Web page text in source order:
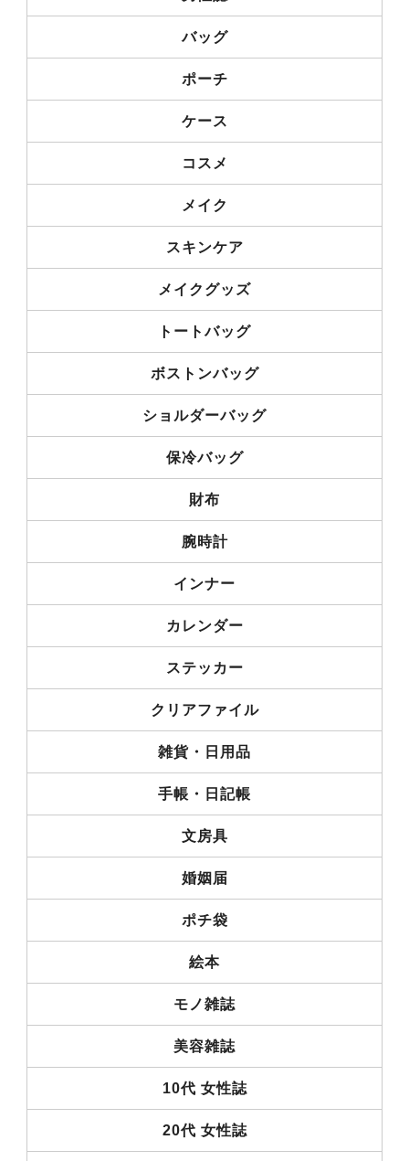
バッグ
ポーチ
ケース
コスメ
メイク
スキンケア
メイクグッズ
トートバッグ
ボストンバッグ
ショルダーバッグ
保冷バッグ
財布
腕時計
インナー
カレンダー
ステッカー
クリアファイル
雑貨・日用品
手帳・日記帳
文房具
婚姻届
ポチ袋
絵本
モノ雑誌
美容雑誌
10代 女性誌
20代 女性誌